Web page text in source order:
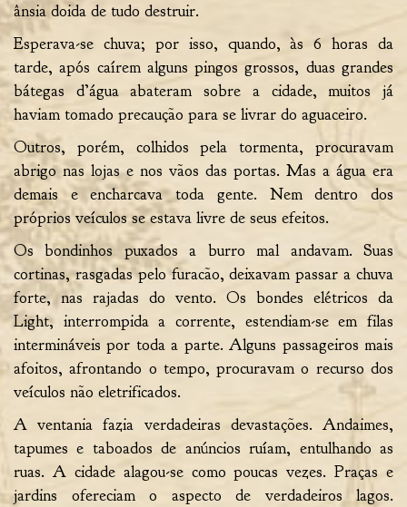
ânsia doida de tudo destruir.
Esperava-se chuva; por isso, quando, às 6 horas da
tarde, após caírem alguns pingos grossos, duas grandes
bátegas d’água abateram sobre a cidade, muitos já
haviam tomado precaução para se livrar do aguaceiro.
Outros, porém, colhidos pela tormenta, procuravam
abrigo nas lojas e nos vãos das portas. Mas a água era
demais e encharcava toda gente. Nem dentro dos
próprios veículos se estava livre de seus efeitos.
Os bondinhos puxados a burro mal andavam. Suas
cortinas, rasgadas pelo furacão, deixavam passar a chuva
forte, nas rajadas do vento. Os bondes elétricos da
Light, interrompida a corrente, estendiam-se em filas
intermináveis por toda a parte. Alguns passageiros mais
afoitos, afrontando o tempo, procuravam o recurso dos
veículos não eletrificados.
A ventania fazia verdadeiras devastações. Andaimes,
tapumes e taboados de anúncios ruíam, entulhando as
ruas. A cidade alagou-se como poucas vezes. Praças e
jardins ofereciam o aspecto de verdadeiros lagos.